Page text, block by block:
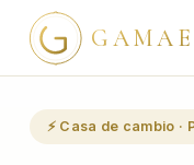
⚡ Casa de cambio ·